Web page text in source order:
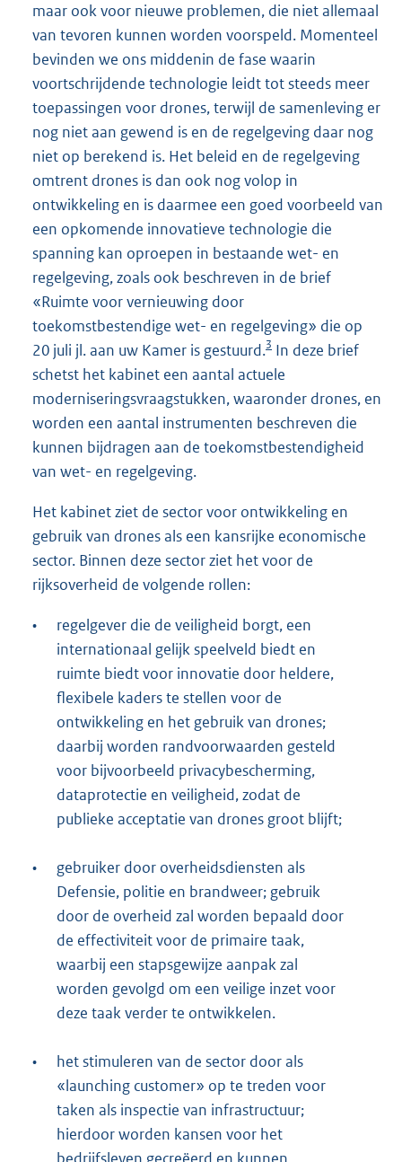
maar ook voor nieuwe problemen, die niet allemaal
van tevoren kunnen worden voorspeld. Momenteel
bevinden we ons middenin de fase waarin
voortschrijdende technologie leidt tot steeds meer
toepassingen voor drones, terwijl de samenleving er
nog niet aan gewend is en de regelgeving daar nog
niet op berekend is. Het beleid en de regelgeving
omtrent drones is dan ook nog volop in
ontwikkeling en is daarmee een goed voorbeeld van
een opkomende innovatieve technologie die
spanning kan oproepen in bestaande wet- en
regelgeving, zoals ook beschreven in de brief
«Ruimte voor vernieuwing door
toekomstbestendige wet- en regelgeving» die op
20 juli jl. aan uw Kamer is gestuurd.3 In deze brief
schetst het kabinet een aantal actuele
moderniseringsvraagstukken, waaronder drones, en
worden een aantal instrumenten beschreven die
kunnen bijdragen aan de toekomstbestendigheid
van wet- en regelgeving.
Het kabinet ziet de sector voor ontwikkeling en
gebruik van drones als een kansrijke economische
sector. Binnen deze sector ziet het voor de
rijksoverheid de volgende rollen:
•
regelgever die de veiligheid borgt, een
internationaal gelijk speelveld biedt en
ruimte biedt voor innovatie door heldere,
flexibele kaders te stellen voor de
ontwikkeling en het gebruik van drones;
daarbij worden randvoorwaarden gesteld
voor bijvoorbeeld privacybescherming,
dataprotectie en veiligheid, zodat de
publieke acceptatie van drones groot blijft;
•
gebruiker door overheidsdiensten als
Defensie, politie en brandweer; gebruik
door de overheid zal worden bepaald door
de effectiviteit voor de primaire taak,
waarbij een stapsgewijze aanpak zal
worden gevolgd om een veilige inzet voor
deze taak verder te ontwikkelen.
•
het stimuleren van de sector door als
«launching customer» op te treden voor
taken als inspectie van infrastructuur;
hierdoor worden kansen voor het